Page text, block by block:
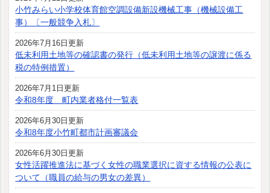
小竹みらい小学校体育館空調設備新設機械工事（機械設備工
事）〔一般競争入札〕
2026年7月16日更新
低未利用土地等の確認書の発行（低未利用土地等の譲渡に係る
税の特例措置）
2026年7月1日更新
令和8年度 町内業者格付一覧表
2026年6月30日更新
令和8年度小竹町都市計画審議会
2026年6月30日更新
女性活躍推進法に基づく女性の職業選択に資する情報の公表に
ついて（職員の給与の男女の差異）